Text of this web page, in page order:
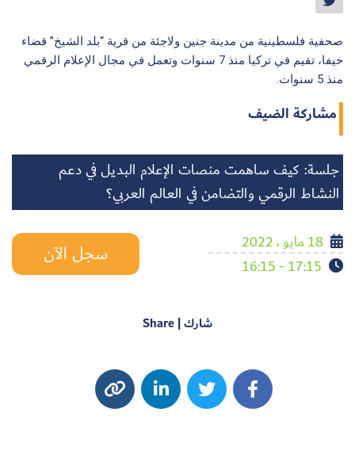
صحفية فلسطينية من مدينة جنين ولاجئة من قرية “بلد الشيخ” قضاء
حيفا، تقيم في تركيا منذ 7 سنوات وتعمل في مجال الإعلام الرقمي
منذ 5 سنوات.
مشاركة الضيف
جلسة: كيف ساهمت منصات الإعلام البديل في دعم
النشاط الرقمي والتضامن في العالم العربي؟
18 مايو ، 2022
17:15 - 16:15
سجل الآن
شارك | Share